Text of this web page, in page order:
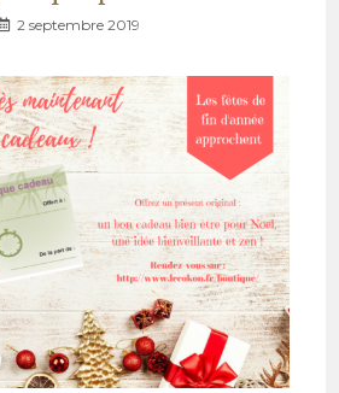
2 septembre 2019